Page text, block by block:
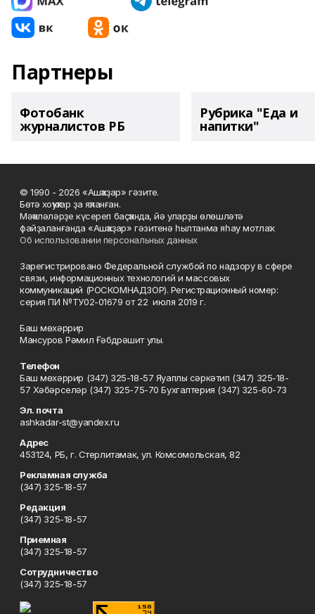
Партнеры
Фотобанк
журналистов РБ
Рубрика "Еда и
напитки"
© 1990 - 2026 «Ашҡаҙар» гәзите.
Бөтә хоҡуҡтар ҙа яҡланған.
Мәҡәләләрҙе күсереп баҫҡанда, йә уларҙы өлөшләтә
файҙаланғанда «Ашҡаҙар» гәзитенә һылтанма яһау мотлаҡ.
Об использовании персональных данных
Зарегистрировано Федеральной службой по надзору в сфере
связи, информационных технологий и массовых
коммуникаций (РОСКОМНАДЗОР). Регистрационный номер:
серия ПИ №ТУ02-01679 от 22 июля 2019 г.
Баш мөхәррир
Мансуров Рәмил Ғәбдрәшит улы.
Телефон
Баш мөхәррир (347) 325-18-57 Яуаплы сәркәтип (347) 325-18-
57 Хәбәрселәр (347) 325-75-70 Бухгалтерия (347) 325-60-73
Эл. почта
ashkadar-st@yandex.ru
Адрес
453124, РБ, г. Стерлитамак, ул. Комсомольская, 82
Рекламная служба
(347) 325-18-57
Редакция
(347) 325-18-57
Приемная
(347) 325-18-57
Сотрудничество
(347) 325-18-57